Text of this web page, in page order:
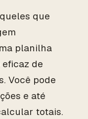
que
planilha
de
Você pode
e até
totais.